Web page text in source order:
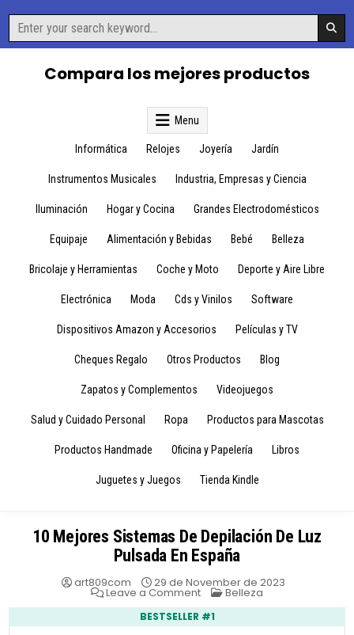
content
Search
for:
Compara los mejores productos
Menu
Informática Relojes Joyería Jardín
Instrumentos Musicales Industria, Empresas y Ciencia
Iluminación Hogar y Cocina Grandes Electrodomésticos
Equipaje Alimentación y Bebidas Bebé Belleza
Bricolaje y Herramientas Coche y Moto Deporte y Aire Libre
Electrónica Moda Cds y Vinilos Software
Dispositivos Amazon y Accesorios Películas y TV
Cheques Regalo Otros Productos Blog
Zapatos y Complementos Videojuegos
Salud y Cuidado Personal Ropa Productos para Mascotas
Productos Handmade Oficina y Papelería Libros
Juguetes y Juegos Tienda Kindle
10 Mejores Sistemas De Depilación De Luz
Pulsada En España
art809com 29 de November de 2023
Leave a Commenton
Mejores
Sistemas
Posted
Belleza
BESTSELLER #1